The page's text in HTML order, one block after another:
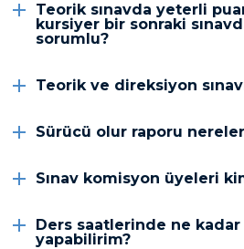
Teorik sınavda yeterli
kursiyer bir sonraki
sorumlu?
Teorik ve direksiyon
Sürücü olur raporu
Sınav komisyon üyeleri
Ders saatlerinde ne kadar
yapabilirim?